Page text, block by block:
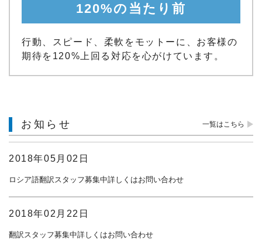
120%の当たり前
行動、スピード、柔軟をモットーに、お客様の
期待を120%上回る対応を心がけています。
お知らせ 一覧はこちら
2018年05月02日
ロシア語翻訳スタッフ募集中詳しくはお問い合わせ
2018年02月22日
翻訳スタッフ募集中詳しくはお問い合わせ